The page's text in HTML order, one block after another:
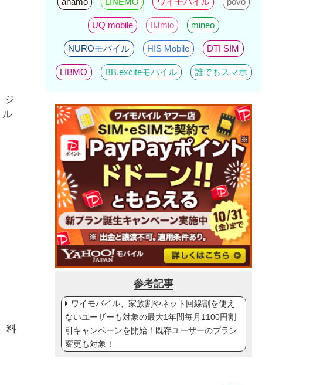
ジ
ル
料
UQ mobile IIJmio mineo
NUROモバイル HIS Mobile DTI SIM
LIBMO BB.exciteモバイル 誰でもスマホ
参考記事
ワイモバイル、家族割やネット回線割を使え
ないユーザーも対象の最大1年間毎月1100円割
引キャンペーンを開始！既存ユーザーのプラン
変更も対象！